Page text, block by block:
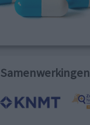
Samenwerkingen